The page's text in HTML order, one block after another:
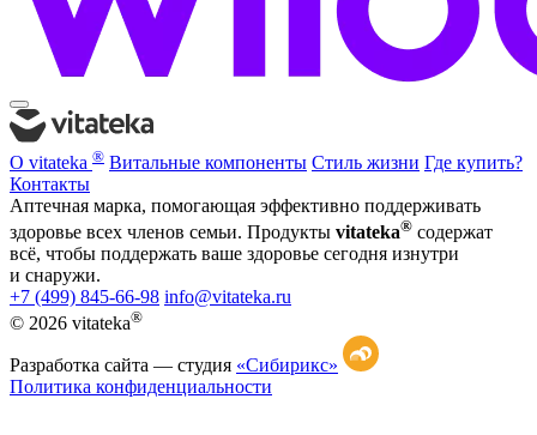
О vitateka ® Витальные компоненты Стиль жизни Где купить?
Контакты
Аптечная марка, помогающая эффективно поддерживать
здоровье всех членов семьи. Продукты vitateka® содержат
всё, чтобы поддержать ваше здоровье сегодня изнутри
и снаружи.
+7 (499) 845-66-98 info@vitateka.ru
© 2026 vitateka®
Разработка сайта — студия «Сибирикс»
Политика конфиденциальности